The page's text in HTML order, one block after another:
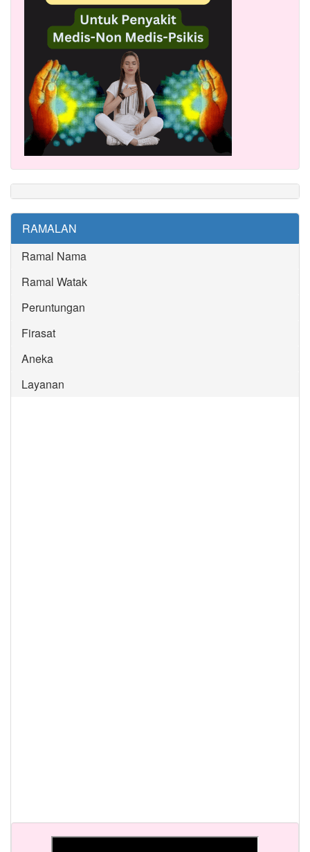
RAMALAN
Ramal Nama
Ramal Watak
Peruntungan
Firasat
Aneka
Layanan